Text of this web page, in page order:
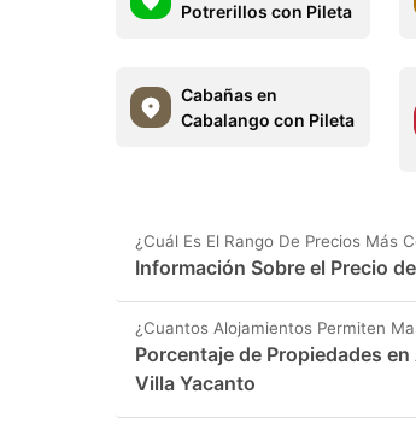
Potrerillos con Pileta
Cabañas en
Cabalango con Pileta
¿Cuál Es El Rango De Precios Más
Información Sobre el Precio
¿Cuantos Alojamientos Permiten
Porcentaje de Propiedades
Villa Yacanto